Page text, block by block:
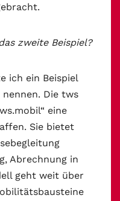
zweite Beispiel?
ich ein Beispiel
Die tws
eine
Sie bietet
Abrechnung in
geht weit über